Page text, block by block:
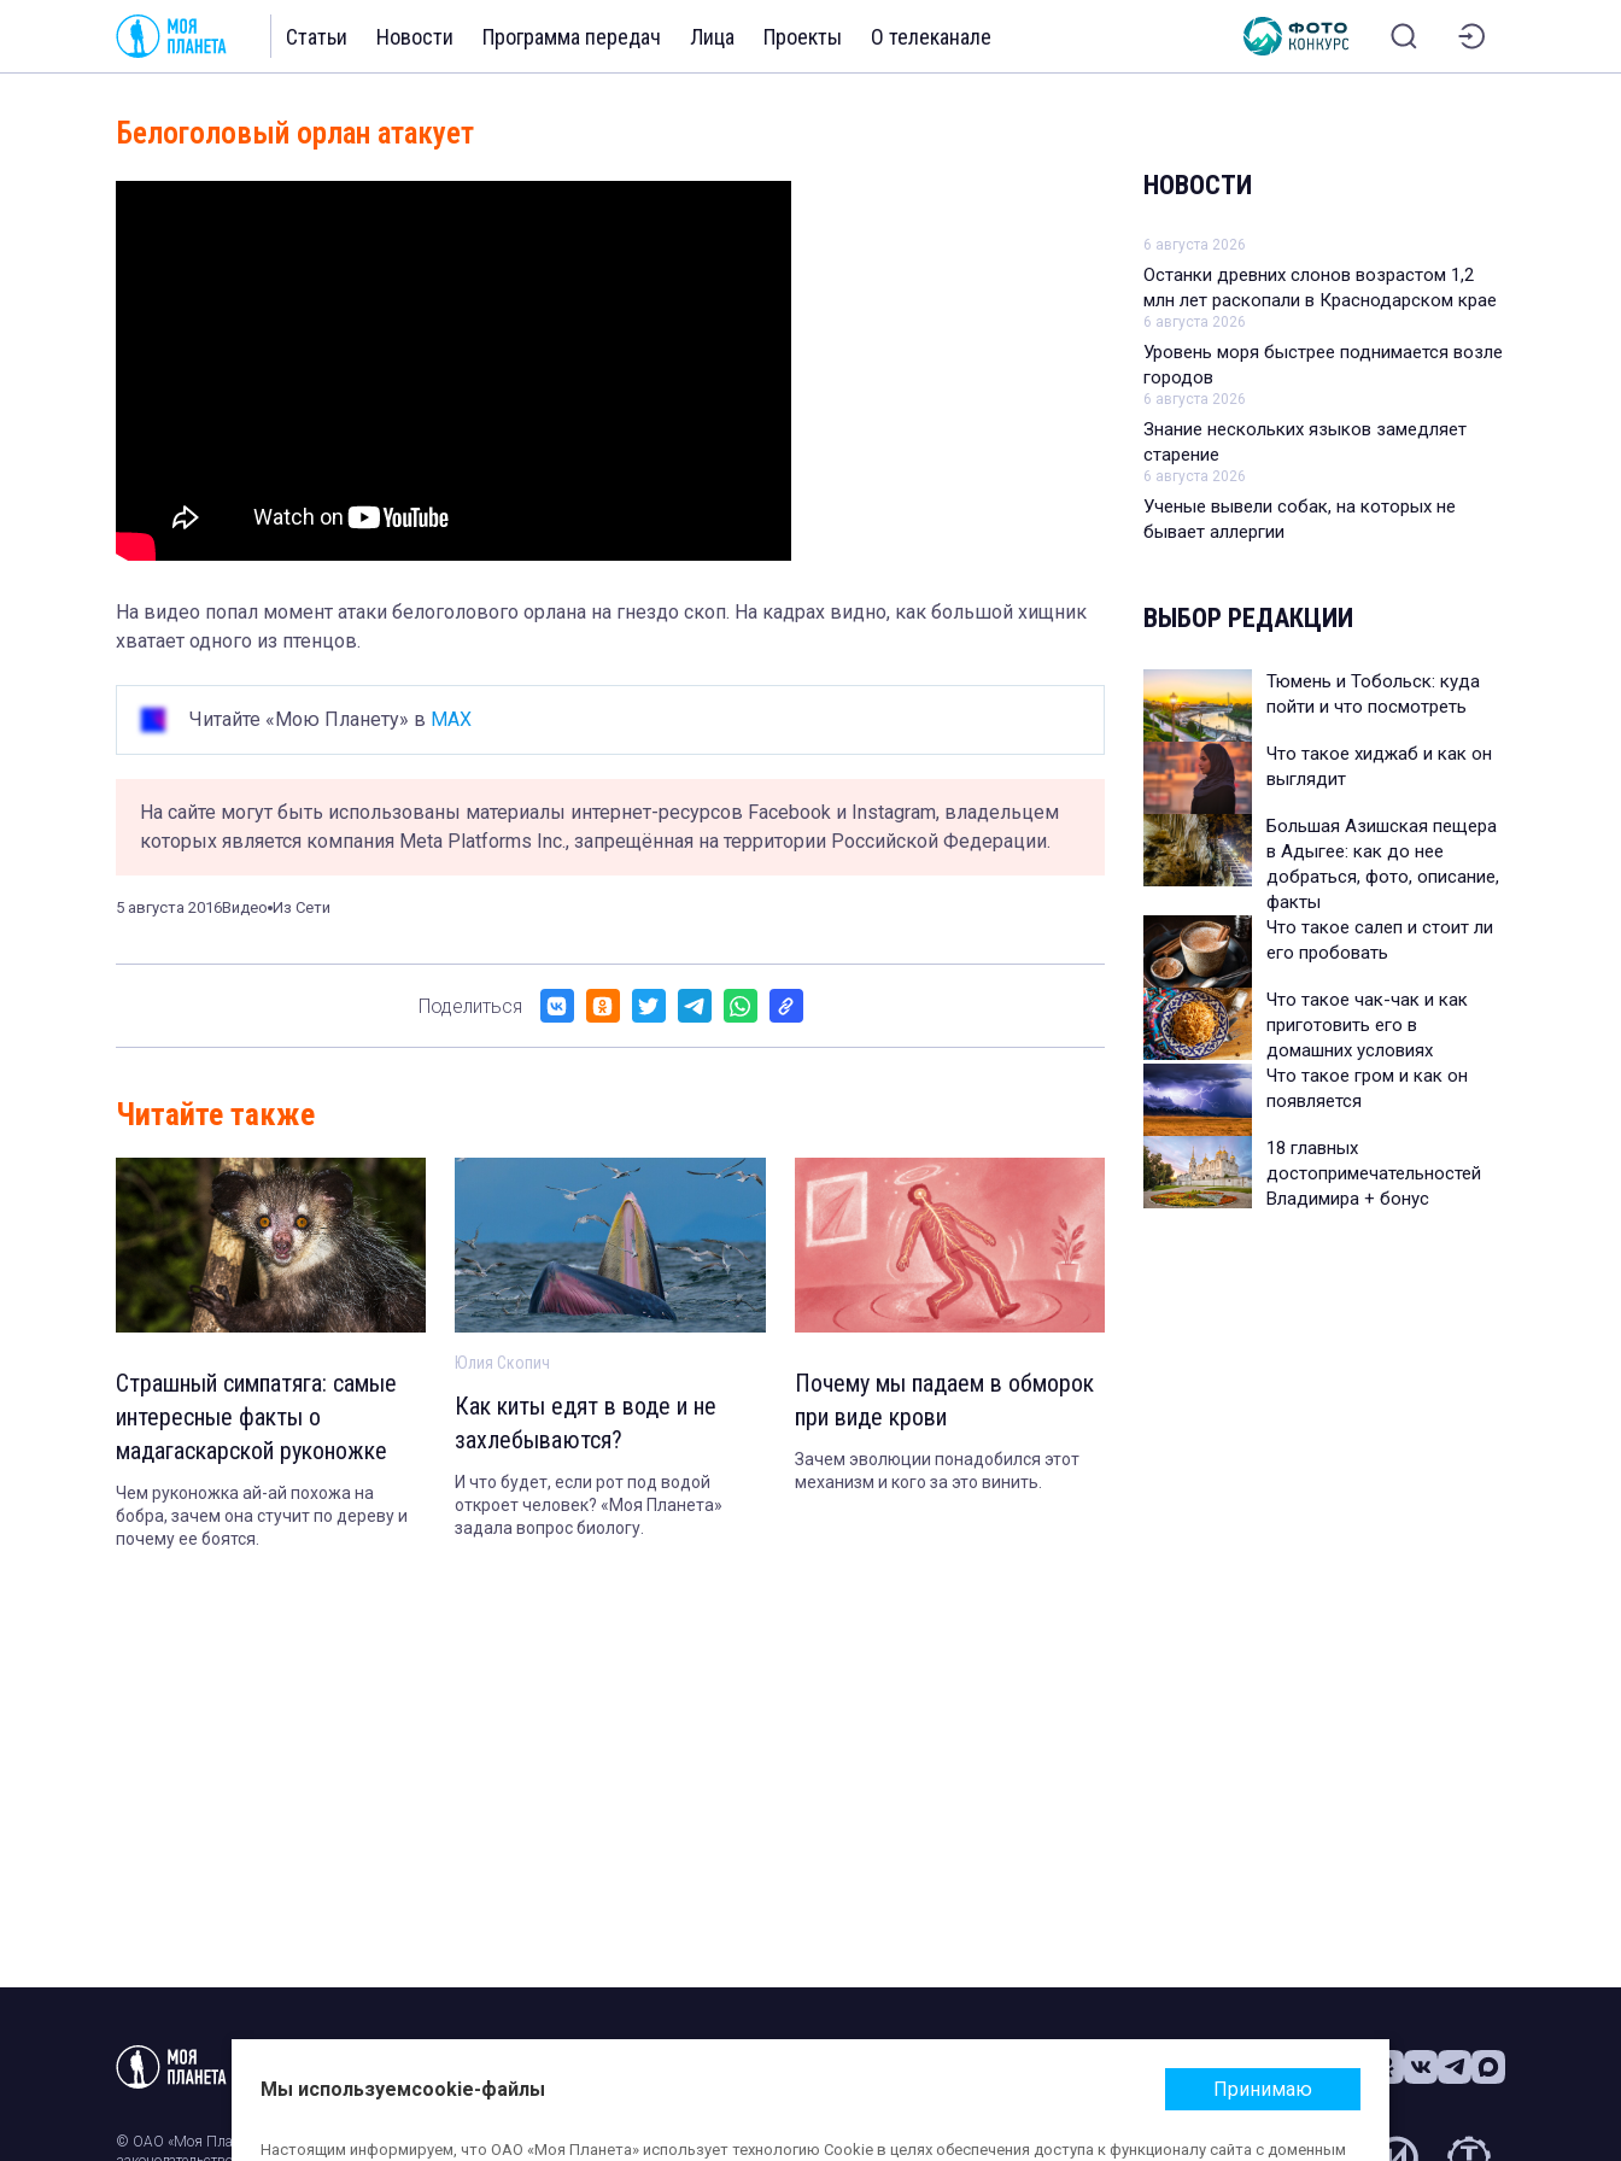
Статьи Новости Программа передач Лица Проекты О телеканале
Белоголовый орлан атакует
На видео попал момент атаки белоголового орлана на гнездо скоп. На кадрах видно, как большой хищник
хватает одного из птенцов.
Читайте «Мою Планету» в MAX
На сайте могут быть использованы материалы интернет-ресурсов Facebook и Instagram, владельцем
которых является компания Meta Platforms Inc., запрещённая на территории Российской Федерации.
5 августа 2016Видео Из Сети
Поделиться
Читайте также
Страшный симпатяга: самые
интересные факты о
мадагаскарской руконожке
Чем руконожка ай-ай похожа на
бобра, зачем она стучит по дереву и
почему ее боятся.
Юлия Скопич
Как киты едят в воде и не
захлебываются?
И что будет, если рот под водой
откроет человек? «Моя Планета»
задала вопрос биологу.
Почему мы падаем в обморок
при виде крови
Зачем эволюции понадобился этот
механизм и кого за это винить.
НОВОСТИ
6 августа 2026
Останки древних слонов возрастом 1,2
млн лет раскопали в Краснодарском крае
6 августа 2026
Уровень моря быстрее поднимается возле
городов
6 августа 2026
Знание нескольких языков замедляет
старение
6 августа 2026
Ученые вывели собак, на которых не
бывает аллергии
ВЫБОР РЕДАКЦИИ
Тюмень и Тобольск: куда
пойти и что посмотреть
Что такое хиджаб и как он
выглядит
Большая Азишская пещера
в Адыгее: как до нее
добраться, фото, описание,
факты
Что такое салеп и стоит ли
его пробовать
Что такое чак-чак и как
приготовить его в
домашних условиях
Что такое гром и как он
появляется
18 главных
достопримечательностей
Владимира + бонус
© ОАО «Моя Планета». Все права на любые материалы, опубликованные на сайте, защищены в соответствии с российским и международным
Мы используемcookie-файлы Принимаю
Настоящим информируем, что ОАО «Моя Планета» использует технологию Cookie в целях обеспечения доступа к функционалу сайта с доменным